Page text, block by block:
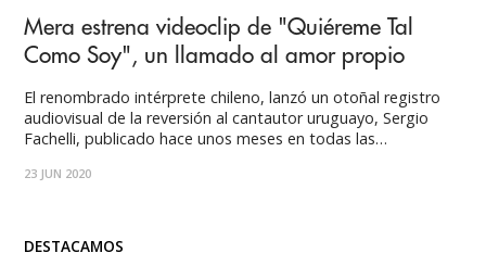
Mera estrena videoclip de "Quiéreme Tal
Como Soy", un llamado al amor propio
El renombrado intérprete chileno, lanzó un otoñal registro
audiovisual de la reversión al cantautor uruguayo, Sergio
Fachelli, publicado hace unos meses en todas las
anteriores singles "Viernes para Dos" y "Vendo un Corazón
23 JUN 2020
DESTACAMOS